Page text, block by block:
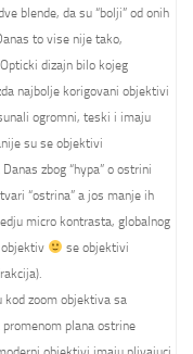
blende, da su “bolji” od onih
to vise nije tako,
dizajn bilo kojeg
najbolje korigovani objektivi
ogromni, teski i imaju
su se objektivi
zbog “hypa” o ostrini
“ostrina” a jos manje ih
micro kontrasta, globalnog
se objektivi
kod zoom objektiva sa
plana ostrine